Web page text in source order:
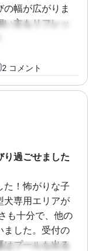
幅が広がりま
主もリフレッ
2 コメント
り過ごせました
た！怖がりな子
犬専用エリアが
も十分で、他の
ました。受付の
はプールも出る